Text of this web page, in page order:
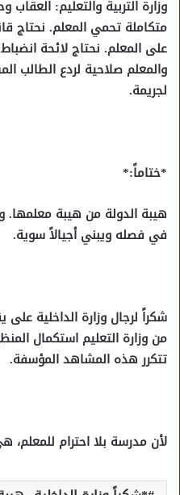
وزارة التربية والتعليم:
متكاملة تحمي المعلم. نحتاج
على المعلم. نحتاج لائحة
والمعلم صلاحية لردع الطالب
لجريمة.
*ختاماً:*
هيبة الدولة من هيبة معلمها.
في فصله ويبني أجيالاً سوية.
شكراً لرجال وزارة الداخلية
من وزارة التعليم استكمال
تتكرر هذه المشاهد المؤسفة.
لأن مدرسة بلا احترام